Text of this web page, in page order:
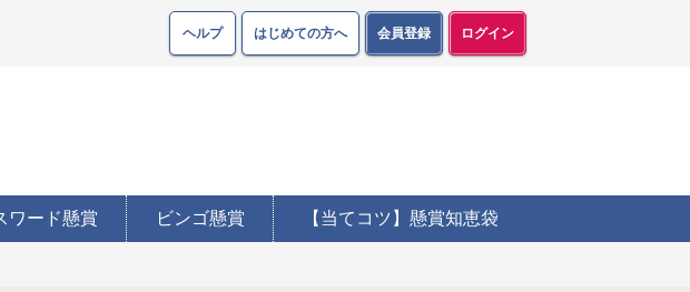
ヘルプ はじめての方へ 会員登録 ログイン
ワード懸賞 ビンゴ懸賞 【当てコツ】懸賞知恵袋